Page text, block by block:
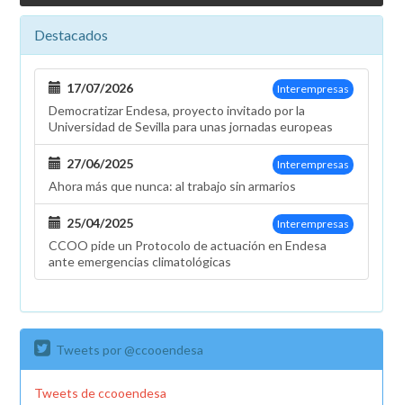
Destacados
Interempresas
17/07/2026
Democratizar Endesa, proyecto invitado por la
Universidad de Sevilla para unas jornadas europeas
Interempresas
27/06/2025
Ahora más que nunca: al trabajo sin armarios
Interempresas
25/04/2025
CCOO pide un Protocolo de actuación en Endesa
ante emergencias climatológicas
Tweets por @ccooendesa
Tweets de ccooendesa